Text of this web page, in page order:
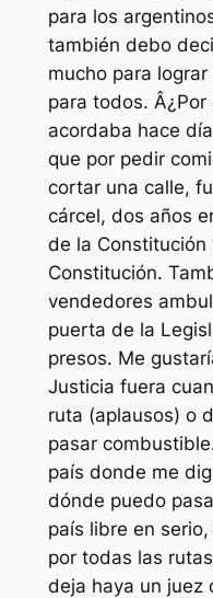
para los
también debo
mucho para
para todos.
acordaba hace
que por pedir
cortar una calle,
cárcel, dos años
de la Constitución
Constitución.
vendedores
puerta de la
presos. Me
Justicia fuera
ruta (aplausos) o
pasar
país donde me
dónde puedo
país libre en
por todas las
deja haya un juez